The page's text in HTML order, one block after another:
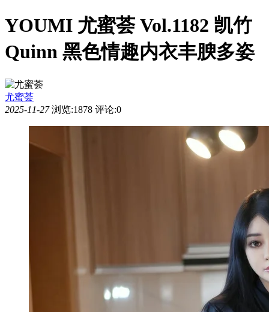
YOUMI 尤蜜荟 Vol.1182 凯竹
Quinn 黑色情趣内衣丰腴多姿
尤蜜荟
2025-11-27 浏览:1878 评论:0